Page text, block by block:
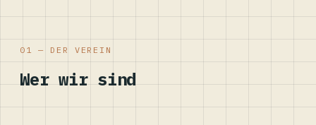
01 — DER VEREIN
Wer wir sind